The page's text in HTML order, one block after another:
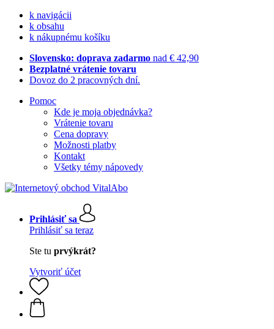
k navigácii
k obsahu
k nákupnému košíku
Slovensko: doprava zadarmo nad € 42,90
Bezplatné vrátenie tovaru
Dovoz do 2 pracovných dní.
Pomoc
Kde je moja objednávka?
Vrátenie tovaru
Cena dopravy
Možnosti platby
Kontakt
Všetky témy nápovedy
Prihlásiť sa
Prihlásiť sa teraz
Ste tu prvýkrát?
Vytvoriť účet